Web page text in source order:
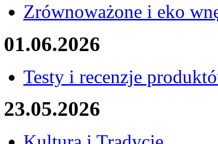
Zrównoważone i eko
01.06.2026
Testy i recenzje
23.05.2026